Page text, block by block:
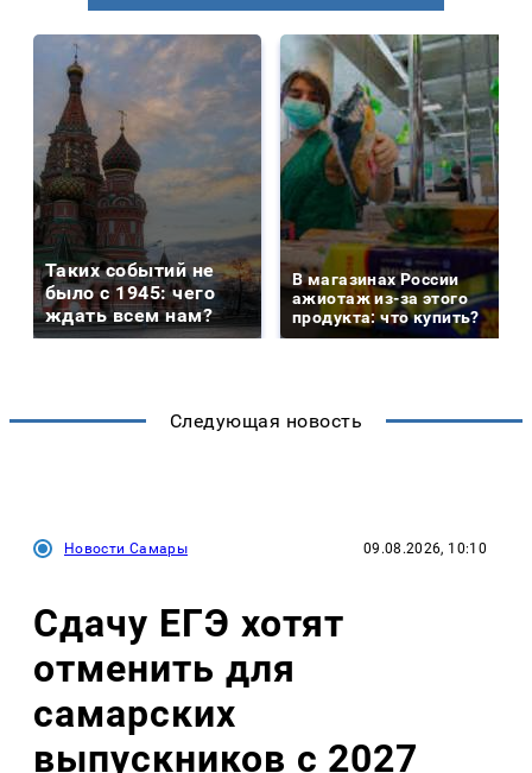
Таких событий не
было с 1945: чего
ждать всем нам?
В магазинах России
ажиотаж из-за этого
продукта: что купить?
Следующая новость
Новости Самары 09.08.2026, 10:10
Сдачу ЕГЭ хотят
отменить для
самарских
выпускников с 2027